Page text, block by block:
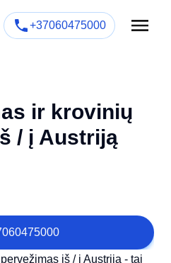
+37060475000
ir krovinių
/ į Austriją
iš / į Austriją - tai